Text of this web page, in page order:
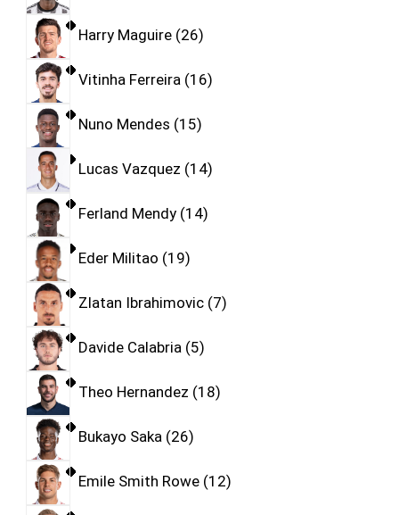
Harry Maguire 26
Vitinha Ferreira 16
Nuno Mendes 15
Lucas Vazquez 14
Ferland Mendy 14
Eder Militao 19
Zlatan Ibrahimovic 7
Davide Calabria 5
Theo Hernandez 18
Bukayo Saka 26
Emile Smith Rowe 12